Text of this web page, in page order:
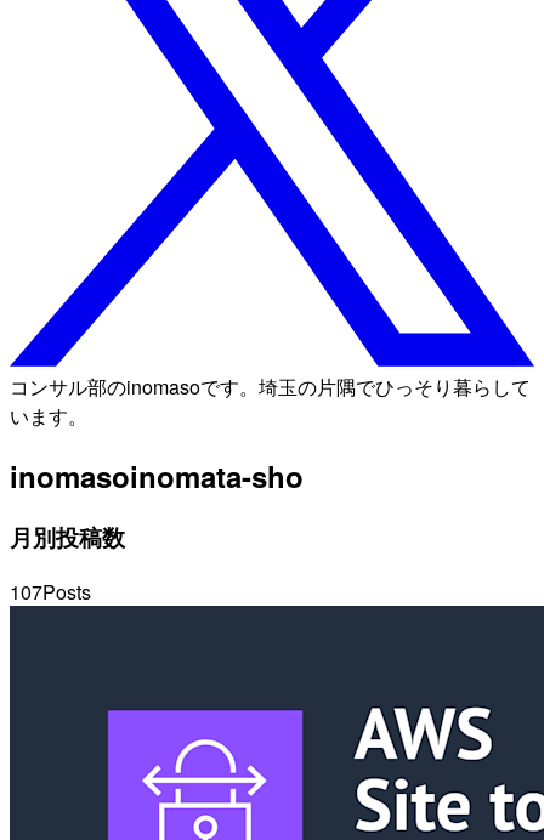
コンサル部のinomasoです。埼玉の片隅でひっそり暮らして
います。
inomasoinomata-sho
月別投稿数
107Posts